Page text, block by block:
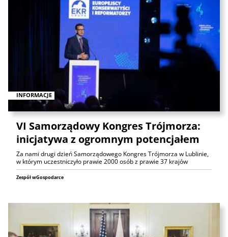
INFORMACJE
VI Samorządowy Kongres Trójmorza:
inicjatywa z ogromnym potencjałem
Za nami drugi dzień Samorządowego Kongres Trójmorza w Lublinie,
w którym uczestniczyło prawie 2000 osób z prawie 37 krajów
Zespół wGospodarce